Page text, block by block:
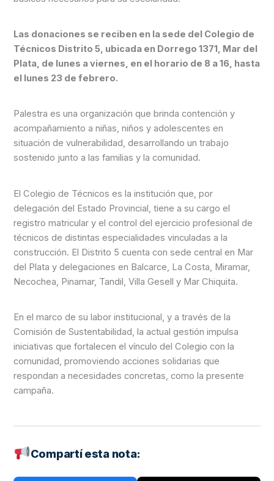
Las donaciones se reciben en la sede del Colegio de
Técnicos Distrito 5, ubicada en Dorrego 1371, Mar del
Plata, de lunes a viernes, en el horario de 8 a 16, hasta
el lunes 23 de febrero.
Palestra es una organización que brinda contención y
acompañamiento a niñas, niños y adolescentes en
situación de vulnerabilidad, desarrollando un trabajo
sostenido junto a las familias y la comunidad.
El Colegio de Técnicos es la institución que, por
delegación del Estado Provincial, tiene a su cargo el
registro matricular y el control del ejercicio profesional de
técnicos de distintas especialidades vinculadas a la
construcción. El Distrito 5 cuenta con sede central en Mar
del Plata y delegaciones en Balcarce, La Costa, Miramar,
Necochea, Pinamar, Tandil, Villa Gesell y Mar Chiquita.
En el marco de su labor institucional, y a través de la
Comisión de Sustentabilidad, la actual gestión impulsa
iniciativas que fortalecen el vínculo del Colegio con la
comunidad, promoviendo acciones solidarias que
respondan a necesidades concretas, como la presente
campaña.
Compartí esta nota: